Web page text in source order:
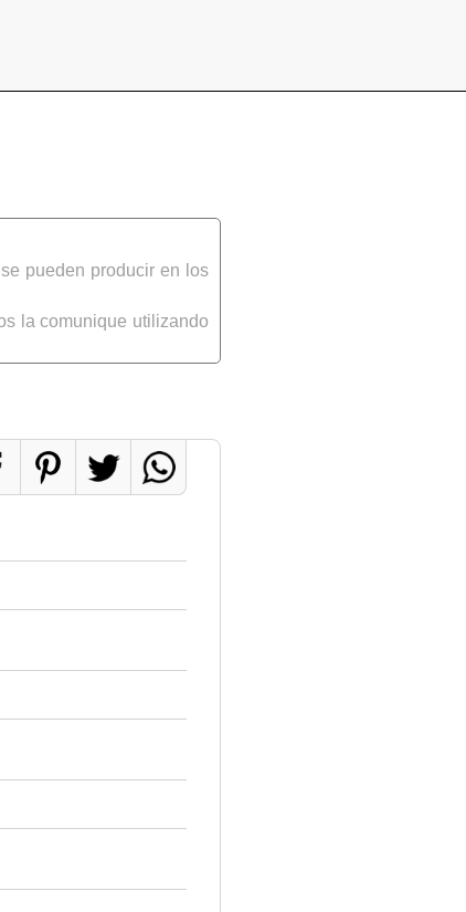
pueden producir en los
la comunique utilizando